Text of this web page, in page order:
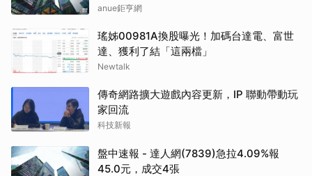
anue鉅亨網
瑤姊00981A換股曝光！加碼台達電、富世
達、獲利了結「這兩檔」
Newtalk
傳奇網路擴大遊戲內容更新，IP 聯動帶動玩
家回流
科技新報
盤中速報 - 達人網(7839)急拉4.09%報
45.0元，成交4張